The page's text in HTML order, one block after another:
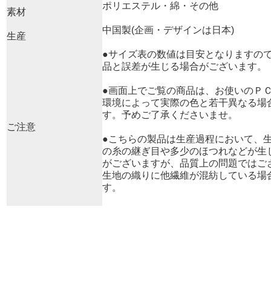
素材
ポリエステル・綿・その他
生産
中国製(企画・デザインは日本)
ご注意
●サイズ表の数値は目安となりますの
品と誤差が生じる場合がございます。
●画面上でご覧の商品は、お使いのＰ
環境によって実際の色と若干異なる場
す。予めご了承くださいませ。
●こちらの製品は生産過程において、
の糸の継ぎ目や多少のほつれなどが生
がございますが、品質上の問題ではご
生地の織りに他繊維が混紡している場
す。